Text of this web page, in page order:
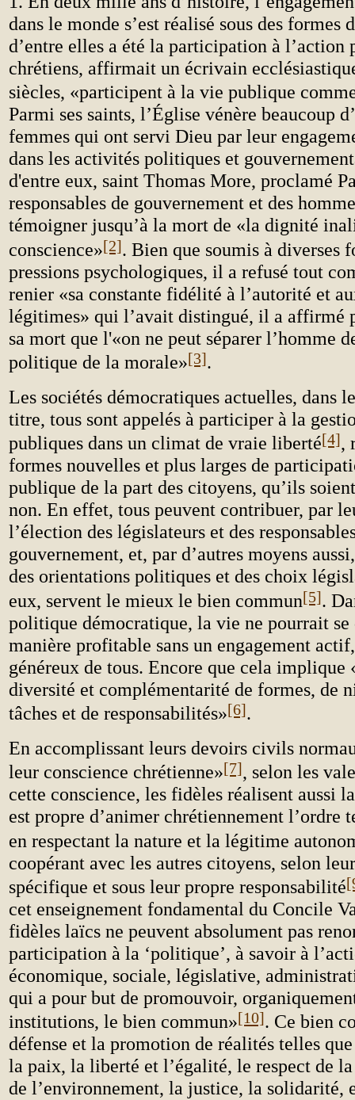
dans le monde s’est réalisé sous des formes
d’entre elles a été la participation à l’action
chrétiens, affirmait un écrivain
siècles, «participent à la vie publique
Parmi ses saints, l’Église vénère beaucoup
femmes qui ont servi Dieu par leur
dans les activités politiques et
d'entre eux, saint Thomas More, proclamé
responsables de gouvernement et des
témoigner jusqu’à la mort de «la dignité
conscience»[2]. Bien que soumis à diverses
pressions psychologiques, il a refusé tout
renier «sa constante fidélité à l’autorité et
légitimes» qui l’avait distingué, il a affirmé
sa mort que l'«on ne peut séparer l’homme
politique de la morale»[3].
Les sociétés démocratiques actuelles, dans
titre, tous sont appelés à participer à la
publiques dans un climat de vraie liberté[4],
formes nouvelles et plus larges de
publique de la part des citoyens, qu’ils
non. En effet, tous peuvent contribuer, par
l’élection des législateurs et des
gouvernement, et, par d’autres moyens
des orientations politiques et des choix
eux, servent le mieux le bien commun[5].
politique démocratique, la vie ne pourrait se
manière profitable sans un engagement
généreux de tous. Encore que cela implique
diversité et complémentarité de formes, de
tâches et de responsabilités»[6].
En accomplissant leurs devoirs civils
leur conscience chrétienne»[7], selon les
cette conscience, les fidèles réalisent aussi
est propre d’animer chrétiennement l’ordre
en respectant la nature et la légitime
coopérant avec les autres citoyens, selon
spécifique et sous leur propre responsabilité
cet enseignement fondamental du Concile
fidèles laïcs ne peuvent absolument pas
participation à la ‘politique’, à savoir à
économique, sociale, législative,
qui a pour but de promouvoir,
institutions, le bien commun»[10]. Ce bien
défense et la promotion de réalités telles
la paix, la liberté et l’égalité, le respect de
de l’environnement, la justice, la solidarité,